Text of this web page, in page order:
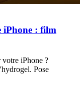
iPhone : film
iPhone ?
Pose